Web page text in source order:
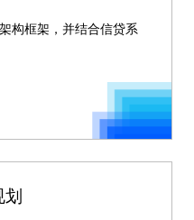
构框架，并结合信贷系